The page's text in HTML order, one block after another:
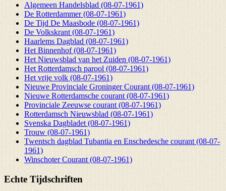
Algemeen Handelsblad (08-07-1961)
De Rotterdammer (08-07-1961)
De Tijd De Maasbode (08-07-1961)
De Volkskrant (08-07-1961)
Haarlems Dagblad (08-07-1961)
Het Binnenhof (08-07-1961)
Het Nieuwsblad van het Zuiden (08-07-1961)
Het Rotterdamsch parool (08-07-1961)
Het vrije volk (08-07-1961)
Nieuwe Provinciale Groninger Courant (08-07-1961)
Nieuwe Rotterdamsche courant (08-07-1961)
Provinciale Zeeuwse courant (08-07-1961)
Rotterdamsch Nieuwsblad (08-07-1961)
Svenska Dagbladet (08-07-1961)
Trouw (08-07-1961)
Twentsch dagblad Tubantia en Enschedesche courant (08-07-
1961)
Winschoter Courant (08-07-1961)
Echte Tijdschriften